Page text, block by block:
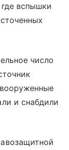
вспышки
число
и снабдили